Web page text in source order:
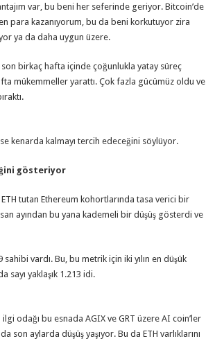
var, bu beni her seferinde geriyor. Bitcoin’de
para kazanıyorum, bu da beni korkutuyor zira
ya da daha uygun üzere.
birkaç hafta içinde çoğunlukla yatay süreç
mükemmeller yarattı. Çok fazla gücümüz oldu ve
kenarda kalmayı tercih edeceğini söylüyor.
gösteriyor
tutan Ethereum kohortlarında tasa verici bir
ayından bu yana kademeli bir düşüş gösterdi ve
sahibi vardı. Bu, bu metrik için iki yılın en düşük
sayı yaklaşık 1.213 idi.
odağı bu esnada AGIX ve GRT üzere AI coin’ler
son aylarda düşüş yaşıyor. Bu da ETH varlıklarını